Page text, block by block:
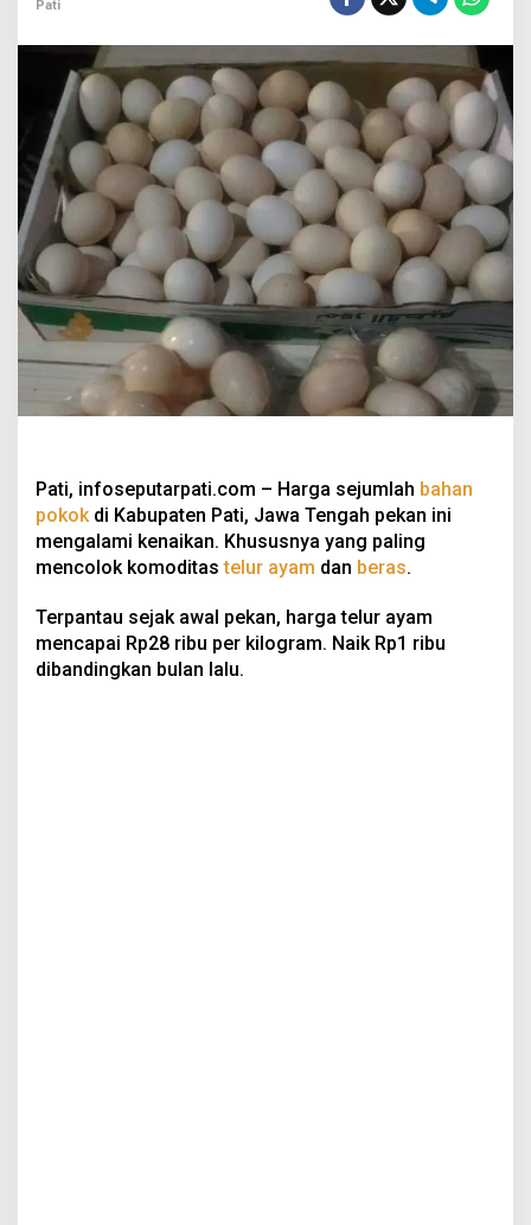
Pati
Pati, infoseputarpati.com – Harga sejumlah bahan
pokokdi Kabupaten Pati, Jawa Tengah pekan ini
mengalami kenaikan. Khususnya yang paling
mencolok komoditastelur ayam dan beras.
Terpantau sejak awal pekan, harga telur ayam
mencapai Rp28 ribu per kilogram. Naik Rp1 ribu
dibandingkan bulan lalu.